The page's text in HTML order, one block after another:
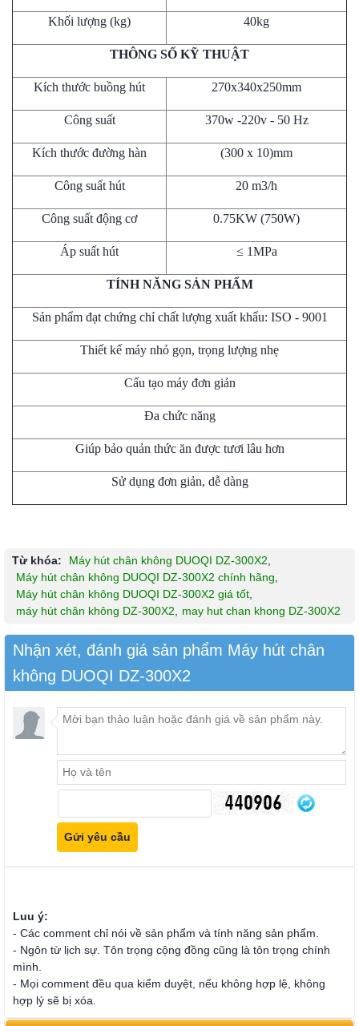
Khối lượng (kg) 40kg
THÔNG SỐ KỸ THUẬT
Kích thước buồng hút 270x340x250mm
Công suất 370w -220v - 50 Hz
Kích thước đường hàn (300 x 10)mm
Công suất hút 20 m3/h
Công suất động cơ 0.75KW (750W)
Áp suất hút ≤ 1MPa
TÍNH NĂNG SẢN PHẨM
Sản phẩm đạt chứng chỉ chất lượng xuất khẩu: ISO - 9001
Thiết kế máy nhỏ gọn, trọng lượng nhẹ
Cấu tạo máy đơn giản
Đa chức năng
Giúp bảo quản thức ăn được tươi lâu hơn
Sử dụng đơn giản, dễ dàng
Từ khóa: Máy hút chân không DUOQI DZ-300X2
Máy hút chân không DUOQI DZ-300X2 chính hãng
Máy hút chân không DUOQI DZ-300X2 giá tốt
máy hút chân không DZ-300X2
may hut chan khong DZ-300X2
Nhận xét, đánh giá sản phẩm Máy hút chân
không DUOQI DZ-300X2
Luu ý:
- Các comment chỉ nói về sản phẩm và tính năng sản phẩm.
- Ngôn từ lịch sự. Tôn trọng cộng đồng cũng là tôn trọng chính
mình.
- Mọi comment đều qua kiểm duyệt, nếu không hợp lệ, không
hợp lý sẽ bị xóa.